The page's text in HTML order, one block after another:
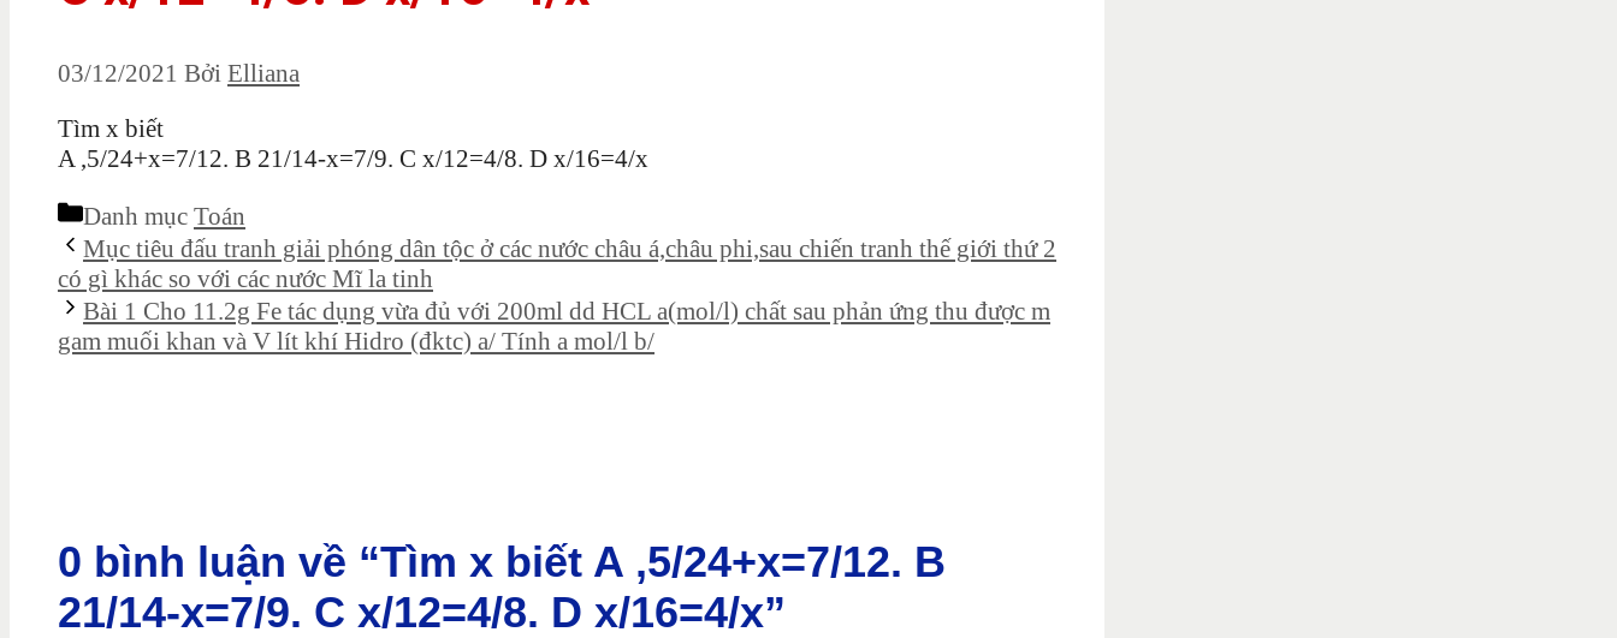
03/12/2021 Bởi Elliana
Tìm x biết
A ,5/24+x=7/12. B 21/14-x=7/9. C x/12=4/8. D x/16=4/x
Danh mục Toán
Mục tiêu đấu tranh giải phóng dân tộc ở các nước châu á,châu phi,sau chiến tranh thế giới thứ 2
có gì khác so với các nước Mĩ la tinh
Bài 1 Cho 11.2g Fe tác dụng vừa đủ với 200ml dd HCL a(mol/l) chất sau phản ứng thu được m
gam muối khan và V lít khí Hidro (đktc) a/ Tính a mol/l b/
0 bình luận về “Tìm x biết A ,5/24+x=7/12. B
21/14-x=7/9. C x/12=4/8. D x/16=4/x”